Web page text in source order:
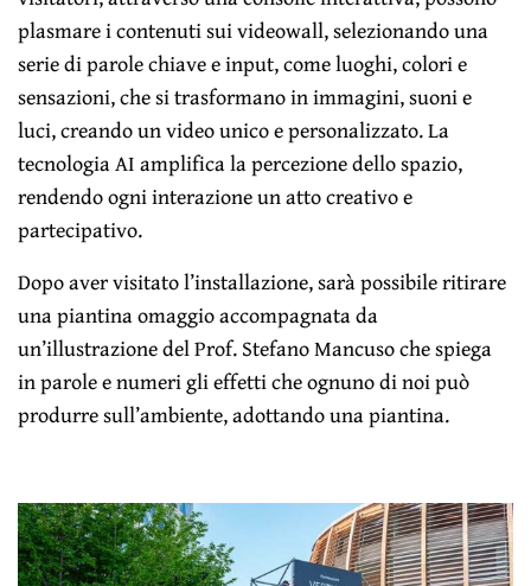
plasmare i contenuti sui videowall, selezionando una
serie di parole chiave e input, come luoghi, colori e
sensazioni, che si trasformano in immagini, suoni e
luci, creando un video unico e personalizzato. La
tecnologia AI amplifica la percezione dello spazio,
rendendo ogni interazione un atto creativo e
partecipativo.
Dopo aver visitato l’installazione, sarà possibile ritirare
una piantina omaggio accompagnata da
un’illustrazione del Prof. Stefano Mancuso che spiega
in parole e numeri gli effetti che ognuno di noi può
produrre sull’ambiente, adottando una piantina.